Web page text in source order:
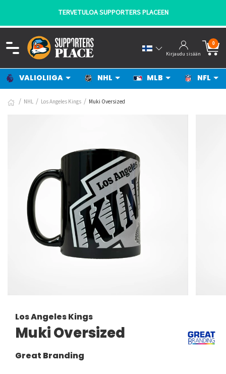
TERVETULOA SUPPORTERS PLACEEN
Kirjaudu sisään
0
VALIOLIIGA NHL MLB NFL
NHL Los Angeles Kings Muki Oversized
Los Angeles Kings
Muki Oversized
Great Branding